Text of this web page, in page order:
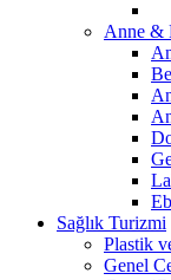
Anne &
Sağlık Turizmi
Plastik
Genel